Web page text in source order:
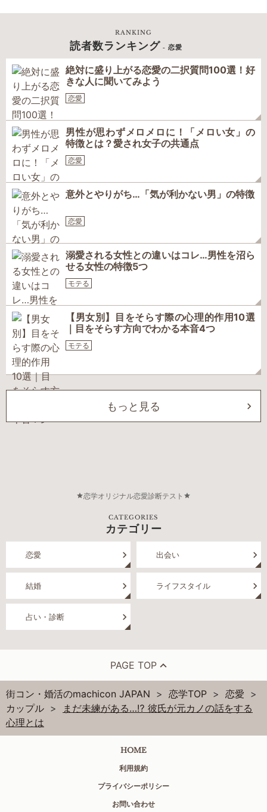
RANKING
読者数ランキング - 恋愛
絶対に盛り上がる恋愛の二択質問100選！好
きな人に聞いてみよう
恋愛
男性が思わずメロメロに！「メロい女」の
特徴とは？愛され女子の共通点
恋愛
意外とやりがち…「気が利かない男」の特徴
恋愛
溺愛される女性との違いはコレ…男性を沼ら
せる女性の特徴5つ
モテる
【男女別】目をそらす際の心理的作用10選
｜目をそらす方向でわかる本音4つ
モテる
もっと見る
恋学オリジナル恋愛診断テスト
CATEGORIES
カテゴリー
恋愛 出会い
結婚 ライフスタイル
占い・診断
PAGE TOP
街コン・婚活のmachicon JAPAN 恋学TOP
恋愛
カップル
まだ未練がある…⁉ 彼氏が元カノの話をする
心理とは
HOME
利用規約
プライバシーポリシー
お問い合わせ